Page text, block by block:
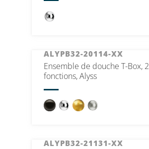
ALYPB32-20114-XX
Ensemble de douche T-Box, 2
fonctions, Alyss
ALYPB32-21131-XX